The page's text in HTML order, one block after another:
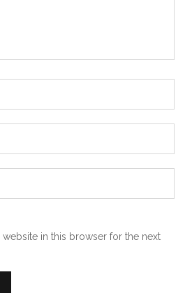
website in this browser for the next